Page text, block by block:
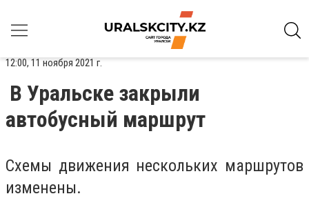
12:00, 11 ноября 2021 г.
В Уральске закрыли
автобусный маршрут
Схемы движения нескольких маршрутов
изменены.